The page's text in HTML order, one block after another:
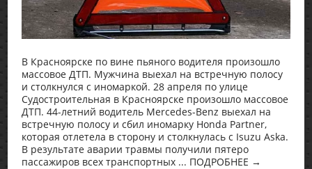
В Красноярске по вине пьяного водителя произошло
массовое ДТП. Мужчина выехал на встречную полосу
и столкнулся с иномаркой. 28 апреля по улице
Судостроительная в Красноярске произошло массовое
ДТП. 44-летний водитель Mercedes-Benz выехал на
встречную полосу и сбил иномарку Honda Partner,
которая отлетела в сторону и столкнулась с Isuzu Aska.
В результате аварии травмы получили пятеро
пассажиров всех транспортных ... ПОДРОБНЕЕ →